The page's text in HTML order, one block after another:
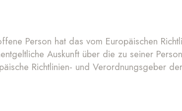
Person hat das vom Europäischen
Auskunft über die zu seiner
Richtlinien- und Verordnungsgeber